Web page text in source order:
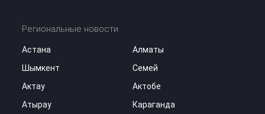
Региональные новости
Астана
Алматы
Шымкент
Семей
Актау
Актобе
Атырау
Караганда